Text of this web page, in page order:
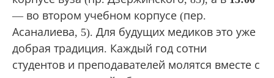
— во втором учебном корпусе (пер.
Асаналиева, 5). Для будущих медиков это уже
добрая традиция. Каждый год сотни
студентов и преподавателей молятся вместе с